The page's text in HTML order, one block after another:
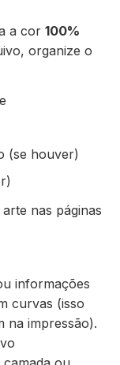
a cor 100%
organize o
(se houver)
nas páginas
informações
curvas (isso
na impressão).